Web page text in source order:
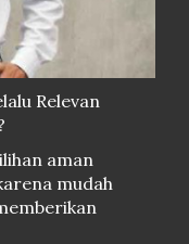
Relevan
aman
mudah